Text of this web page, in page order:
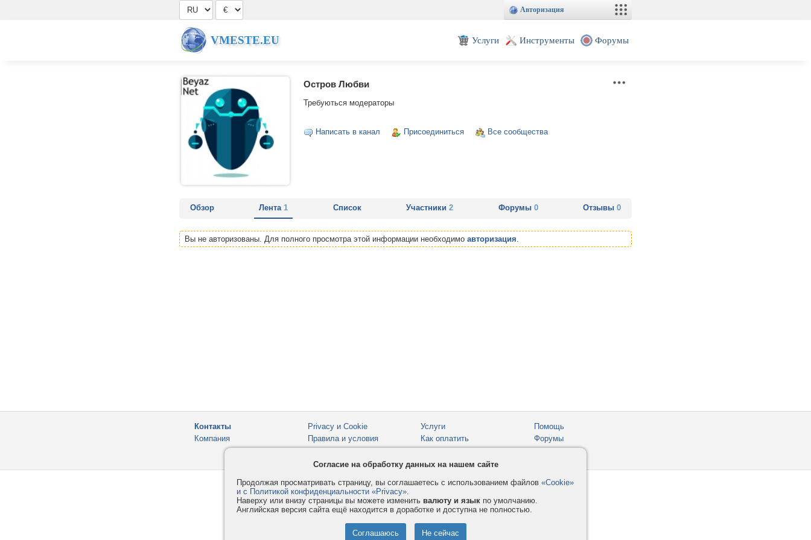
Авторизация
VMESTE.EU Услуги Инструменты Форумы
Остров Любви
Требуються модераторы
Написать в канал Присоединиться Все сообщества
Обзор Лента1 Список Участники2 Форумы 0 Отзывы 0
Вы не авторизованы. Для полного просмотра этой информации необходимо авторизация.
Контакты
Компания
Privacy и Cookie
Правила и условия
Услуги
Как оплатить
Помощь
Форумы
Согласие на обработку данных на нашем сайте
Продолжая просматривать страницу, вы соглашаетесь с использованием файлов «Cookie»
и с Политикой конфиденциальности «Privacy».
Наверху или внизу страницы вы можете изменить валюту и язык по умолчанию.
Английская версия сайта ещё находится в доработке и доступна не полностью.